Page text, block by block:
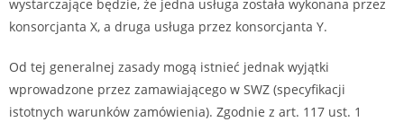
wystarczające będzie, że jedna usługa została wykonana przez
konsorcjanta X, a druga usługa przez konsorcjanta Y.
Od tej generalnej zasady mogą istnieć jednak wyjątki
wprowadzone przez zamawiającego w SWZ (specyfikacji
istotnych warunków zamówienia). Zgodnie z art. 117 ust. 1